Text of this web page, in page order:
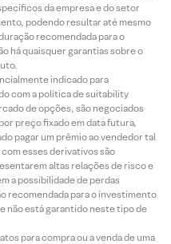
da empresa e do setor
podendo resultar até mesmo
recomendada para o
há quaisquer garantias sobre o
indicado para
com a política de suitability
de opções, são negociados
preço fixado em data futura,
pagar um prêmio ao vendedor tal
esses derivativos são
altas relações de risco e
a possibilidade de perdas
recomendada para o investimento
não está garantido neste tipo de
para compra ou a venda de uma